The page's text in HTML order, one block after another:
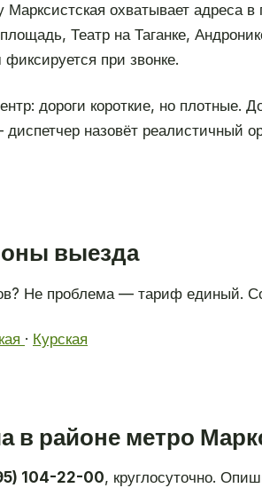
охватывает адреса
площадь, Театр на Таганке,
при звонке.
дороги короткие, но плотные.
назовёт реалистичный
выезда
Не проблема — тариф единый.
· Курская
в районе метро
104-22-00, круглосуточно.